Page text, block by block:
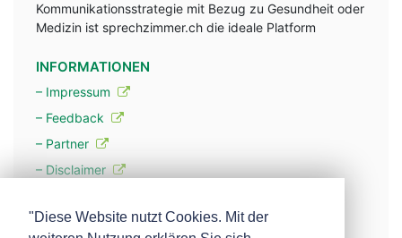
Kommunikationsstrategie mit Bezug zu Gesundheit oder
Medizin ist sprechzimmer.ch die ideale Platform
INFORMATIONEN
– Impressum
– Feedback
– Partner
– Disclaimer
"Diese Website nutzt Cookies. Mit der